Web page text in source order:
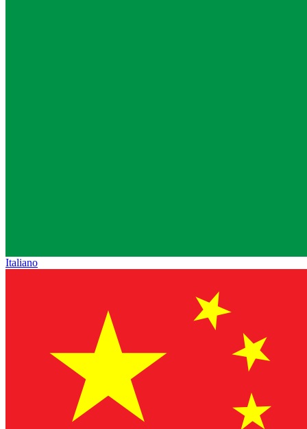
Italiano